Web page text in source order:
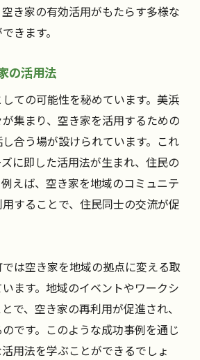
き家の有効活用がもたらす多様な
きます。
の活用法
ての可能性を秘めています。美浜
集まり、空き家を活用するための
合う場が設けられています。これ
に即した活用法が生まれ、住民の
えば、空き家を地域のコミュニテ
することで、住民同士の交流が促
は空き家を地域の拠点に変える取
ます。地域のイベントやワークシ
で、空き家の再利用が促進され、
です。このような成功事例を通じ
用法を学ぶことができるでしょ